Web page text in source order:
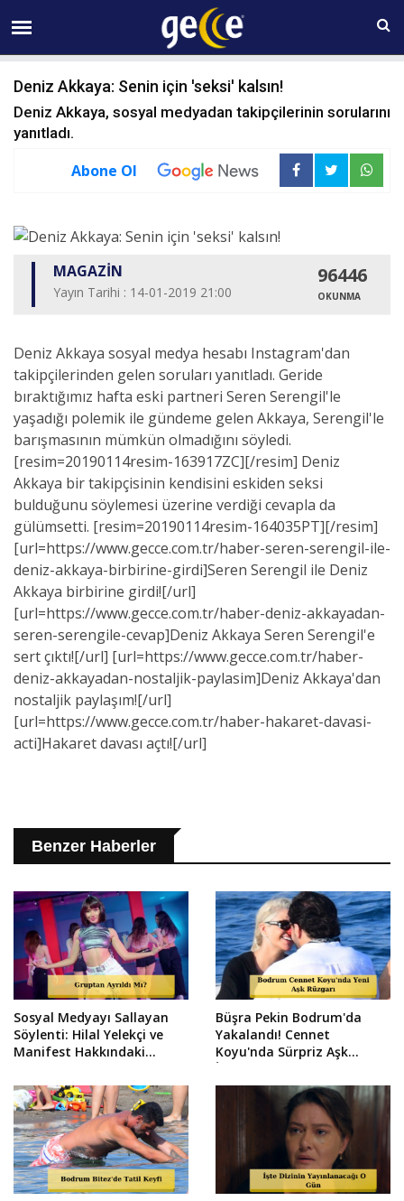
10 AĞUSTOS Pazartesi 11:47
Deniz Akkaya: Senin için 'seksi' kalsın!
Deniz Akkaya, sosyal medyadan takipçilerinin sorularını
yanıtladı.
Abone Ol
MAGAZİN
Yayın Tarihi : 14-01-2019 21:00
96446
OKUNMA
Deniz Akkaya sosyal medya hesabı Instagram'dan
takipçilerinden gelen soruları yanıtladı. Geride
bıraktığımız hafta eski partneri Seren Serengil'le
yaşadığı polemik ile gündeme gelen Akkaya, Serengil'le
barışmasının mümkün olmadığını söyledi.
[resim=20190114resim-163917ZC][/resim] Deniz
Akkaya bir takipçisinin kendisini eskiden seksi
bulduğunu söylemesi üzerine verdiği cevapla da
gülümsetti. [resim=20190114resim-164035PT][/resim]
[url=https://www.gecce.com.tr/haber-seren-serengil-ile-
deniz-akkaya-birbirine-girdi]Seren Serengil ile Deniz
Akkaya birbirine girdi![/url]
[url=https://www.gecce.com.tr/haber-deniz-akkayadan-
seren-serengile-cevap]Deniz Akkaya Seren Serengil'e
sert çıktı![/url] [url=https://www.gecce.com.tr/haber-
deniz-akkayadan-nostaljik-paylasim]Deniz Akkaya'dan
nostaljik paylaşım![/url]
[url=https://www.gecce.com.tr/haber-hakaret-davasi-
acti]Hakaret davası açtı![/url]
Benzer Haberler
Sosyal Medyayı Sallayan
Söylenti: Hilal Yelekçi ve
Manifest Hakkındaki
Büşra Pekin Bodrum'da
Yakalandı! Cennet
Koyu'nda Sürpriz Aşk
İddiası